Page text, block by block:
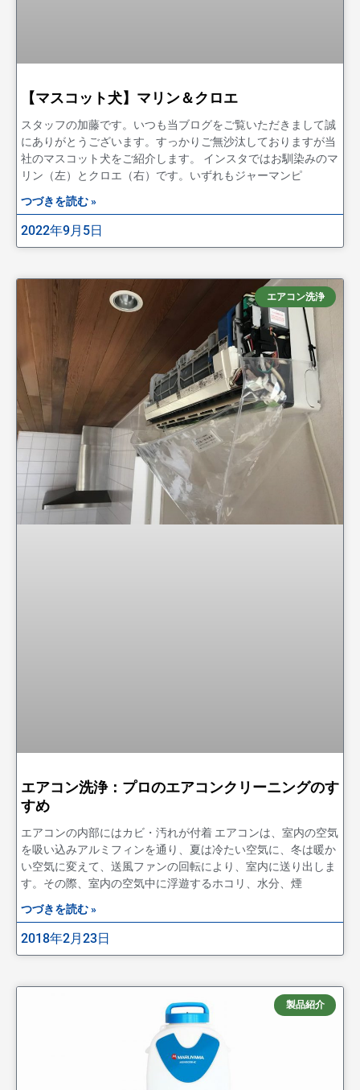
【マスコット犬】マリン＆クロエ
スタッフの加藤です。いつも当ブログをご覧いただきまして誠
にありがとうございます。すっかりご無沙汰しておりますが当
社のマスコット犬をご紹介します。 インスタではお馴染みのマ
リン（左）とクロエ（右）です。いずれもジャーマンピ
つづきを読む »
2022年9月5日
エアコン洗浄
エアコン洗浄：プロのエアコンクリーニングのす
すめ
エアコンの内部にはカビ・汚れが付着 エアコンは、室内の空気
を吸い込みアルミフィンを通り、夏は冷たい空気に、冬は暖か
い空気に変えて、送風ファンの回転により、室内に送り出しま
す。その際、室内の空気中に浮遊するホコリ、水分、煙
つづきを読む »
2018年2月23日
製品紹介